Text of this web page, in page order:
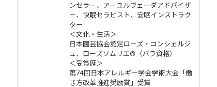
ンセラー、アーユルヴェーダアドバイザ
ー、快眠セラピスト、安眠インストラク
ター
＜文化・生活＞
日本園芸協会認定ローズ・コンシェルジ
ュ、ローズソムリエ®（バラ資格）
＜受賞歴＞
第74回日本アレルギー学会学術大会「働
き方改革推進奨励賞」受賞